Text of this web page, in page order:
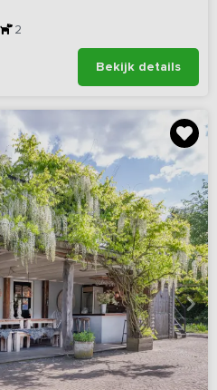
2
Bekijk details